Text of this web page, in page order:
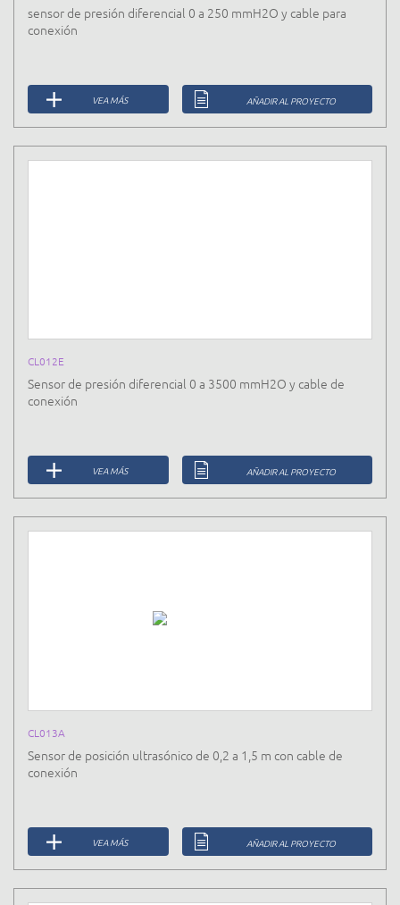
sensor de presión diferencial 0 a 250 mmH2O y cable para
conexión
VEA MÁS AÑADIR AL PROYECTO
CL012E
Sensor de presión diferencial 0 a 3500 mmH2O y cable de
conexión
VEA MÁS AÑADIR AL PROYECTO
CL013A
Sensor de posición ultrasónico de 0,2 a 1,5 m con cable de
conexión
VEA MÁS AÑADIR AL PROYECTO